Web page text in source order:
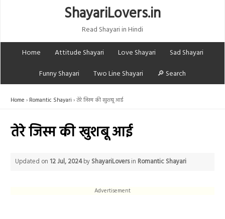
ShayariLovers.in
Read Shayari in Hindi
Home
Attitude Shayari Love Shayari
Sad Shayari
Funny Shayari
Two Line Shayari 🔎 Search
Home Romantic Shayari तेरे जिस्म की खुशबू आई
तेरे जिस्म की खुशबू आई
Updated on 12 Jul, 2024by ShayariLoversin Romantic Shayari
Advertisement